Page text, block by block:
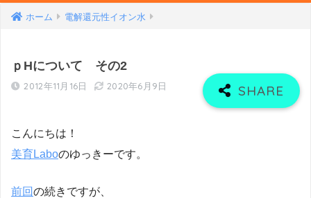
ホーム 電解還元性イオン水
ｐHについて その2
2012年11月16日 2020年6月9日
こんにちは！
美育Laboのゆっきーです。
前回の続きですが、